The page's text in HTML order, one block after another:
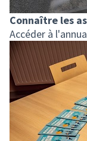
Connaître les
Accéder à